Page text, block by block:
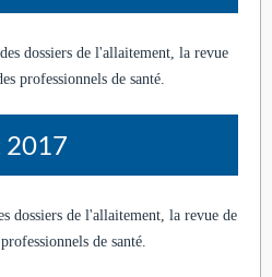
dossiers de l'allaitement, la revue
professionnels de santé.
2017
dossiers de l'allaitement, la revue de
de santé.